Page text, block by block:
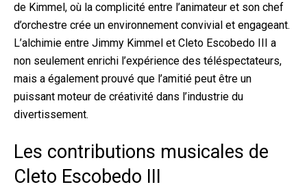
de Kimmel, où la complicité entre l’animateur et son chef
d’orchestre crée un environnement convivial et engageant.
L’alchimie entre Jimmy Kimmel et Cleto Escobedo III a
non seulement enrichi l’expérience des téléspectateurs,
mais a également prouvé que l’amitié peut être un
puissant moteur de créativité dans l’industrie du
divertissement.
Les contributions musicales de
Cleto Escobedo III